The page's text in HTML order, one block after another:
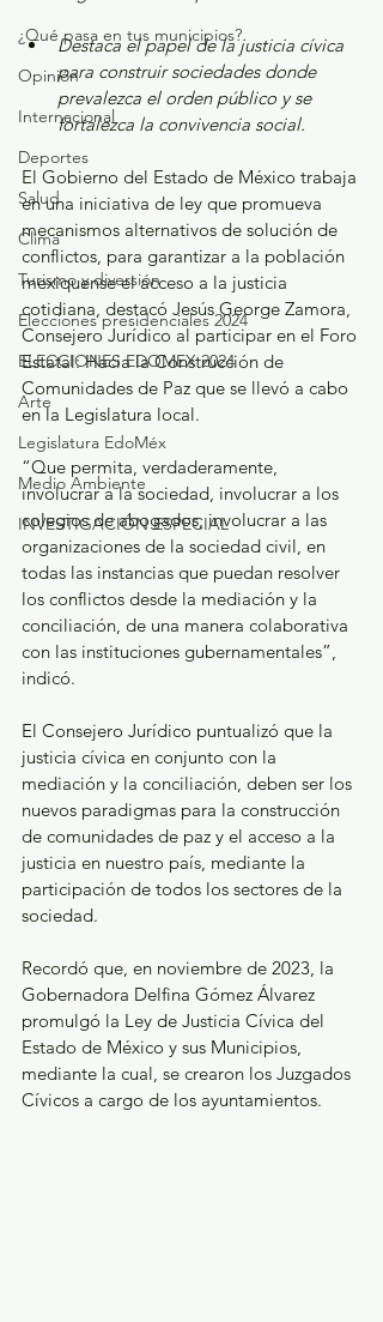
¿Qué pasa en tus municipios?
Opinión
Internacional
Deportes
Salud
Clima
Turismo y diversión
Elecciones presidenciales 2024
ELECCIONES EDOMEX 2024
Arte
Legislatura EdoMéx
Medio Ambiente
INVESTIGACIÓN ESPECIAL
Destaca el papel de la justicia cívica
para construir sociedades donde
prevalezca el orden público y se
fortalezca la convivencia social.
El Gobierno del Estado de México trabaja
en una iniciativa de ley que promueva
mecanismos alternativos de solución de
conflictos, para garantizar a la población
mexiquense el acceso a la justicia
cotidiana, destacó Jesús George Zamora,
Consejero Jurídico al participar en el Foro
Estatal: Hacia la Construcción de
Comunidades de Paz que se llevó a cabo
en la Legislatura local.
“Que permita, verdaderamente,
involucrar a la sociedad, involucrar a los
colegios de abogados, involucrar a las
organizaciones de la sociedad civil, en
todas las instancias que puedan resolver
los conflictos desde la mediación y la
conciliación, de una manera colaborativa
con las instituciones gubernamentales”,
indicó.
El Consejero Jurídico puntualizó que la
justicia cívica en conjunto con la
mediación y la conciliación, deben ser los
nuevos paradigmas para la construcción
de comunidades de paz y el acceso a la
justicia en nuestro país, mediante la
participación de todos los sectores de la
sociedad.
Recordó que, en noviembre de 2023, la
Gobernadora Delfina Gómez Álvarez
promulgó la Ley de Justicia Cívica del
Estado de México y sus Municipios,
mediante la cual, se crearon los Juzgados
Cívicos a cargo de los ayuntamientos.